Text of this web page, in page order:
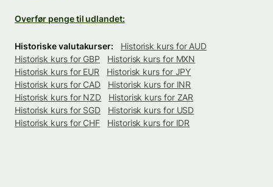
Overfør penge til udlandet:
Historiske valutakurser:
Historisk kurs for AUD
Historisk kurs for GBP
Historisk kurs for MXN
Historisk kurs for EUR
Historisk kurs for JPY
Historisk kurs for CAD
Historisk kurs for INR
Historisk kurs for NZD
Historisk kurs for ZAR
Historisk kurs for SGD
Historisk kurs for USD
Historisk kurs for CHF
Historisk kurs for IDR